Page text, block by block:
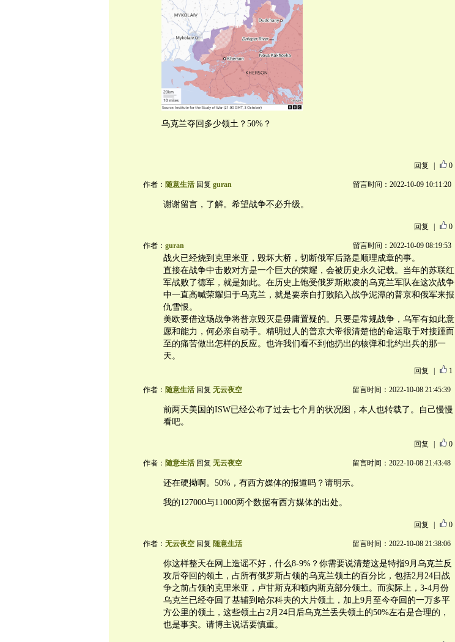
乌克兰夺回多少领土？50%？
回复 0
作者： 随意生活回复 guran 留言时间：2022-10-09 10:11:20
谢谢留言，了解。希望战争不必升级。
回复 0
作者： guran 留言时间：2022-10-09 08:19:53
战火已经烧到克里米亚，毁坏大桥，切断俄军后路是顺理成章的事。
直接在战争中击败对方是一个巨大的荣耀，会被历史永久记载。当年的苏联红
军战败了德军，就是如此。在历史上饱受俄罗斯欺凌的乌克兰军队在这次战争
中一直高喊荣耀归于乌克兰，就是要亲自打败陷入战争泥潭的普京和俄军来报
仇雪恨。
美欧要借这场战争将普京毁灭是毋庸置疑的。只要是常规战争，乌军有如此意
愿和能力，何必亲自动手。精明过人的普京大帝很清楚他的命运取于对接踵而
至的痛苦做出怎样的反应。也许我们看不到他扔出的核弹和北约出兵的那一
天。
回复 1
作者： 随意生活回复 无云夜空 留言时间：2022-10-08 21:45:39
前两天美国的ISW已经公布了过去七个月的状况图，本人也转载了。自己慢慢
看吧。
回复 0
作者： 随意生活回复 无云夜空 留言时间：2022-10-08 21:43:48
还在硬拗啊。50%，有西方媒体的报道吗？请明示。
我的127000与11000两个数据有西方媒体的出处。
回复 0
作者： 无云夜空回复 随意生活 留言时间：2022-10-08 21:38:06
你这样整天在网上造谣不好，什么8-9%？你需要说清楚这是特指9月乌克兰反
攻后夺回的领土，占所有俄罗斯占领的乌克兰领土的百分比，包括2月24日战
争之前占领的克里米亚，卢甘斯克和顿内斯克部分领土。而实际上，3-4月份
乌克兰已经夺回了基辅到哈尔科夫的大片领土，加上9月至今夺回的一万多平
方公里的领土，这些领土占2月24日后乌克兰丢失领土的50%左右是合理的，
也是事实。请博主说话要慎重。